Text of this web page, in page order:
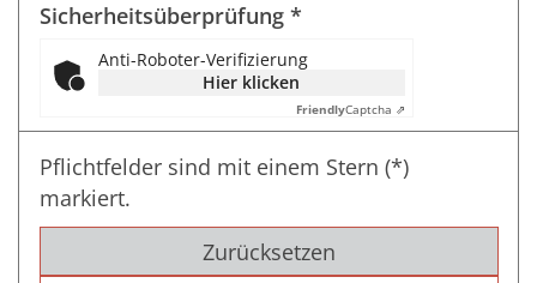
Sicherheitsüberprüfung *
Anti-Roboter-Verifizierung
Hier klicken
FriendlyCaptcha ⇗
Pflichtfelder sind mit einem Stern (*)
markiert.
Zurücksetzen